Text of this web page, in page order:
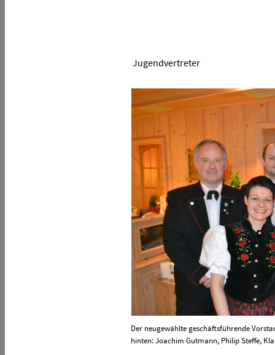
Jugendvertreter
Der neugewählte geschäftsführende
hinten:Joachim Gutmann, Philip Steffe,